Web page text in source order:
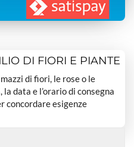
DI FIORI E PIANTE
di fiori, le rose o le
data e l’orario di consegna
concordare esigenze